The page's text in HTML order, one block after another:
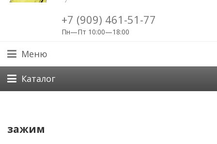
+7 (909) 461-51-77
Пн—Пт 10:00—18:00
Меню
Каталог
зажим